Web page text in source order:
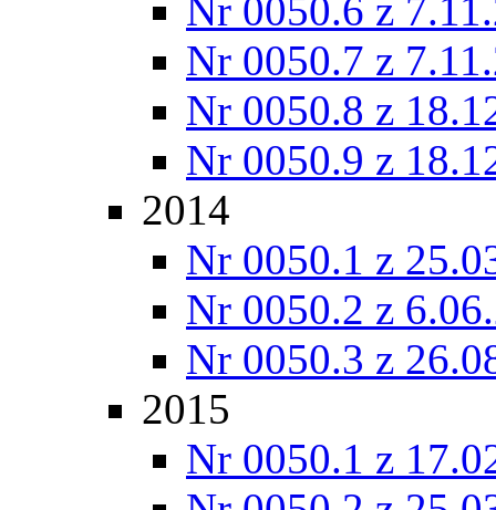
Nr 0050.6 z
Nr 0050.7 z
Nr 0050.8 z
Nr 0050.9 z
2014
Nr 0050.1 z
Nr 0050.2 z
Nr 0050.3 z
2015
Nr 0050.1 z